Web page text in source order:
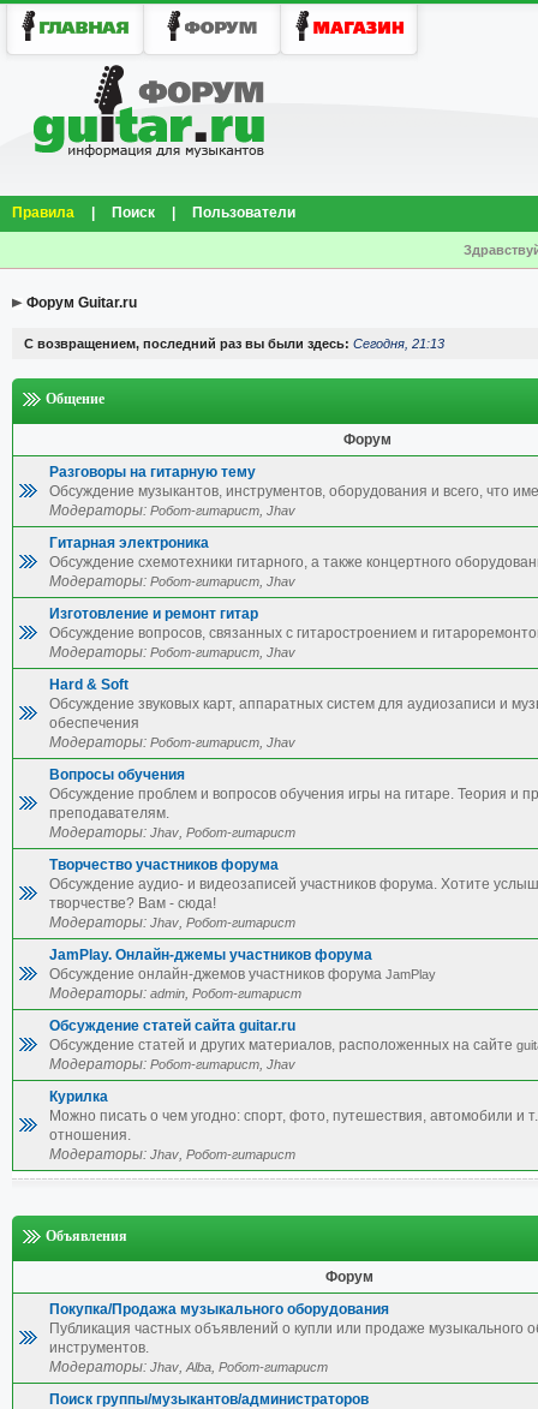
Правила Поиск Пользователи
Форум Guitar.ru
С возвращением, последний раз вы были здесь: Сегодня, 21:13
Общение
Форум
Разговоры на гитарную тему
Обсуждение музыкантов, инструментов, оборудования и всего, что
Модераторы: Робот-гитарист, Jhav
Гитарная электроника
Обсуждение схемотехники гитарного, а также концертного
Модераторы: Робот-гитарист, Jhav
Изготовление и ремонт гитар
Обсуждение вопросов, связанных с гитаростроением и
Модераторы: Робот-гитарист, Jhav
Hard & Soft
Обсуждение звуковых карт, аппаратных систем для аудиозаписи и
обеспечения
Модераторы: Робот-гитарист, Jhav
Вопросы обучения
Обсуждение проблем и вопросов обучения игры на гитаре. Теория и
преподавателям.
Модераторы: Jhav, Робот-гитарист
Творчество участников форума
Обсуждение аудио- и видеозаписей участников форума. Хотите
творчестве? Вам - сюда!
Модераторы: Jhav, Робот-гитарист
JamPlay. Онлайн-джемы участников форума
Обсуждение онлайн-джемов участников форума JamPlay
Модераторы: admin, Робот-гитарист
Обсуждение статей сайта guitar.ru
Обсуждение статей и других материалов, расположенных на сайте
Модераторы: Робот-гитарист, Jhav
Курилка
Можно писать о чем угодно: спорт, фото, путешествия, автомобили и
отношения.
Модераторы: Jhav, Робот-гитарист
Объявления
Форум
Покупка/Продажа музыкального оборудования
Публикация частных объявлений о купли или продаже музыкального
инструментов.
Модераторы: Jhav,Alba, Робот-гитарист
Поиск группы/музыкантов/администраторов